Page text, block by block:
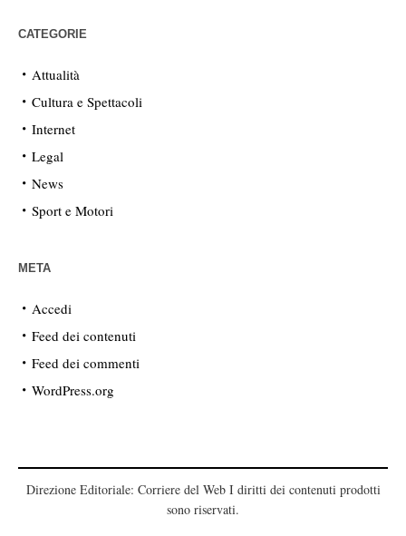
CATEGORIE
Attualità
Cultura e Spettacoli
Internet
Legal
News
Sport e Motori
META
Accedi
Feed dei contenuti
Feed dei commenti
WordPress.org
Direzione Editoriale: Corriere del Web I diritti dei contenuti prodotti
sono riservati.